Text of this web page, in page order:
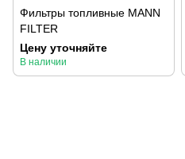
Фильтры топливные MANN
FILTER
Цену уточняйте
В наличии